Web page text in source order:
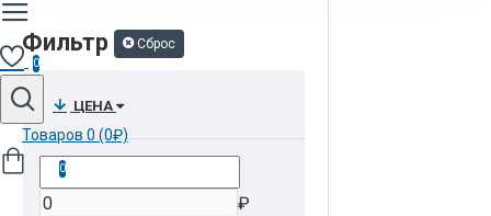
0
Товаров 0 (0₽)
0
Фильтр Сброс
ЦЕНА
₽